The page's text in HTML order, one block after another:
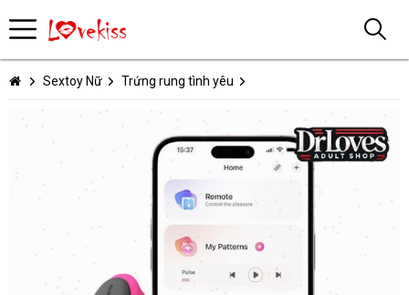
Sextoy Nữ Trứng rung tình yêu